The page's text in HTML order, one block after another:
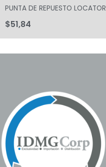
PUNTA DE REPUESTO LOCATOR
$51,84